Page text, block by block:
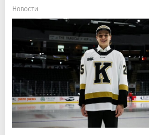
Новости